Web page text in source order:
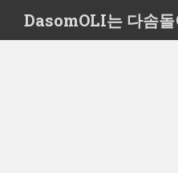
i
DasomOLI는 다솜